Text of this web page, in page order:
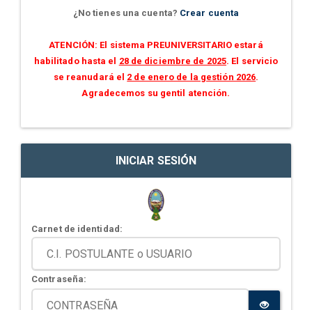
¿No tienes una cuenta? Crear cuenta
ATENCIÓN: El sistema PREUNIVERSITARIO estará
habilitado hasta el 28 de diciembre de 2025. El servicio
se reanudará el 2 de enero de la gestión 2026.
Agradecemos su gentil atención.
INICIAR SESIÓN
Carnet de identidad:
Contraseña: